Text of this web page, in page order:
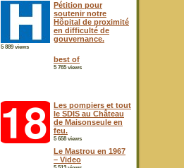
Pétition pour
soutenir notre
Hôpital de proximité
en difficulté de
gouvernance.
5 889 views
best of
5 765 views
Les pompiers et tout
le SDIS au Château
de Maisonseule en
feu.
5 658 views
Le Mastrou en 1967
– Video